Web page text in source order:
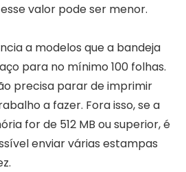
valor pode ser menor.
a modelos que a bandeja
para no mínimo 100 folhas.
precisa parar de imprimir
a fazer. Fora isso, se a
for de 512 MB ou superior, é
enviar várias estampas